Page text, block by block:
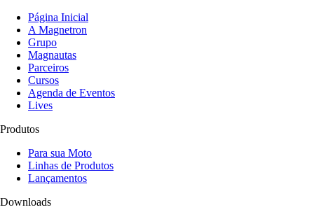
Página Inicial
A Magnetron
Grupo
Magnautas
Parceiros
Cursos
Agenda de Eventos
Lives
Produtos
Para sua Moto
Linhas de Produtos
Lançamentos
Downloads